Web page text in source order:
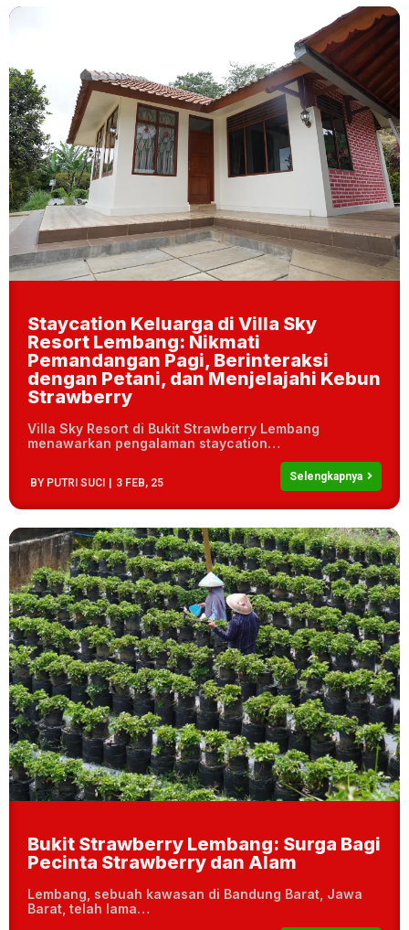
Staycation Keluarga di Villa Sky
Resort Lembang: Nikmati
Pemandangan Pagi, Berinteraksi
dengan Petani, dan Menjelajahi Kebun
Strawberry
BY PUTRI SUCI | 3 FEB, 25
Villa Sky Resort di Bukit Strawberry Lembang
menawarkan pengalaman staycation…
Selengkapnya
Bukit Strawberry Lembang: Surga Bagi
Pecinta Strawberry dan Alam
Lembang, sebuah kawasan di Bandung Barat, Jawa
Barat, telah lama…